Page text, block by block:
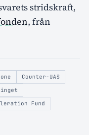
stridskraft,
, från
Counter-UAS
Fund